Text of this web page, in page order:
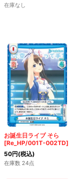
在庫なし
お誕生日ライブ そら
[Re_HP/001T-002TD]
50円(税込)
在庫数 24点